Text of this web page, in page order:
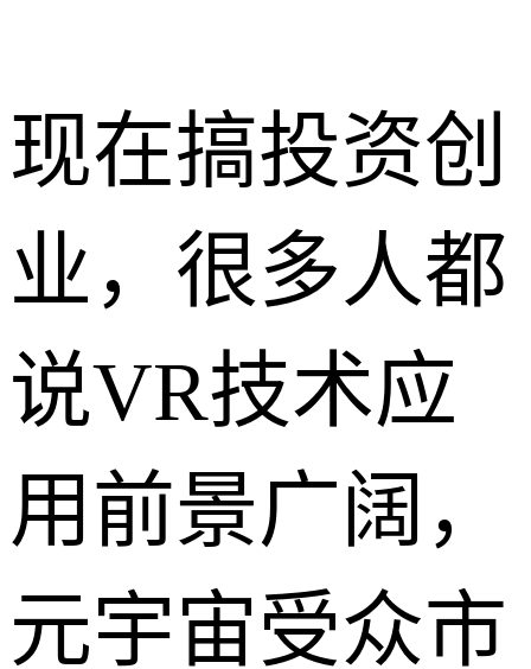
现在搞投资创
业，很多人都
说VR技术应
用前景广阔，
元宇宙受众市